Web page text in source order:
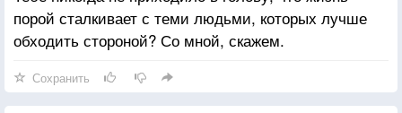
порой сталкивает с теми людьми, которых лучше
обходить стороной? Со мной, скажем.
Сохранить